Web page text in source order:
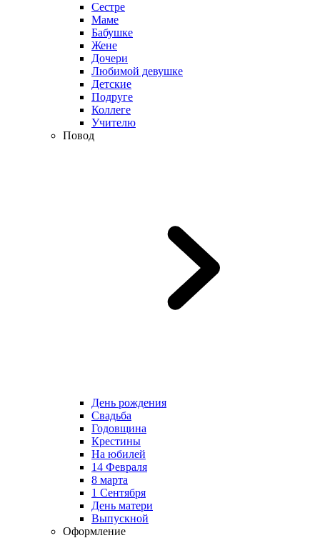
Сестре
Маме
Бабушке
Жене
Дочери
Любимой девушке
Детские
Подруге
Коллеге
Учителю
Повод
День рождения
Свадьба
Годовщина
Крестины
На юбилей
14 Февраля
8 марта
1 Сентября
День матери
Выпускной
Оформление